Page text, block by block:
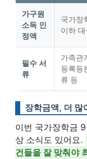
가구원
소득 인
정액
국가장
이하
필수 서
류
가족관
등록등
류 등
장학금액, 더 많
이번 국가장학금
상 소식도 있어요.
건들을 잘 맞춰야